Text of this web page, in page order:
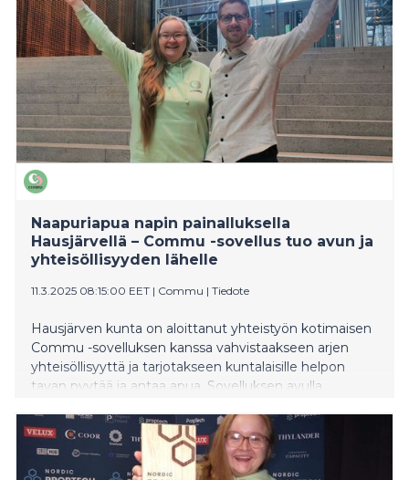
perustuu suomalaiseen talkookulttuuriin, jossa ihmiset
auttavat toisiaan ilman rahallista korvausta, puhtaasti
yhteisön hyväksi. Yhteistyö korostaa Suomen ja
Portugalin välistä yhteistyötä sosiaalisten
innovaatioiden saralla ja toimii esimerkkinä siitä, miten
digitaaliset ratkaisut voivat edistää inhimillisempää
yhteiskuntaa.
Naapuriapua napin painalluksella
Hausjärvellä – Commu -sovellus tuo avun ja
yhteisöllisyyden lähelle
11.3.2025 08:15:00 EET | Commu | Tiedote
Hausjärven kunta on aloittanut yhteistyön kotimaisen
Commu -sovelluksen kanssa vahvistaakseen arjen
yhteisöllisyyttä ja tarjotakseen kuntalaisille helpon
tavan pyytää ja antaa apua. Sovelluksen avulla
kimppakyyteihin, lastenhoitoon, pihatalkoisiin tai
ruoka-apuun. Samalla se tarjoaa mahdollisuuden
paikallisille yhdistyksille ilmoittaa toiminnastaan ja